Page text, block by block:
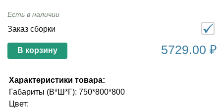
Есть в наличии
Заказ сборки
5729.00 ₽
В корзину
Характеристики товара:
Габариты (В*Ш*Г): 750*800*800
Цвет: